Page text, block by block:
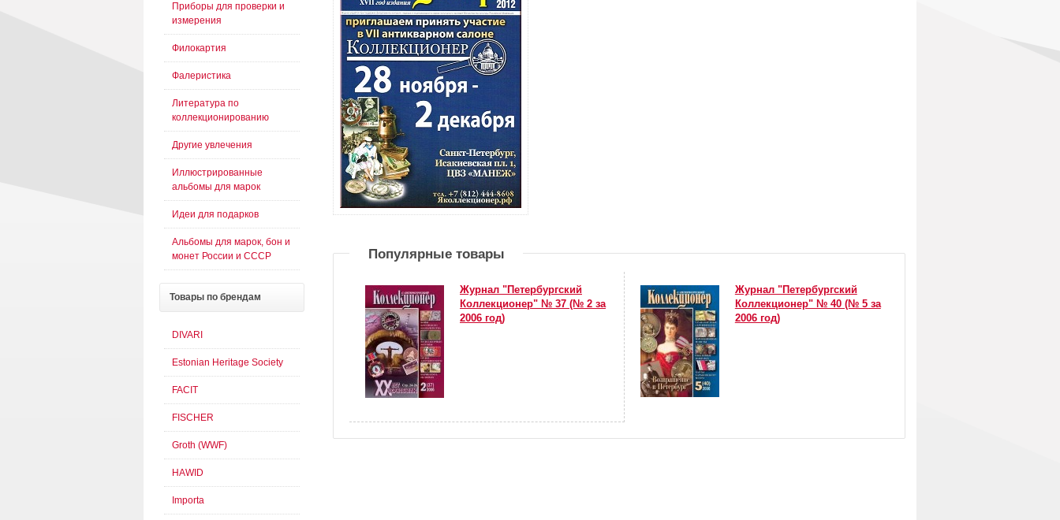
Популярные товары
Журнал "Петербургский
Коллекционер" № 37 (№ 2 за
2006 год)
Журнал "Петербургский
Коллекционер" № 40 (№ 5 за
2006 год)
Приборы для проверки и
измерения
Филокартия
Фалеристика
Литература по
коллекционированию
Другие увлечения
Иллюстрированные
альбомы для марок
Идеи для подарков
Альбомы для марок, бон и
монет России и СССР
Товары по брендам
DIVARI
Estonian Heritage Society
FACIT
FISCHER
Groth (WWF)
HAWID
Importa